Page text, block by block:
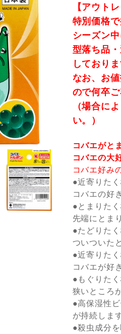
【アウト
特別価格
シーズン
型落ち品
しておりま
なお、お
ので何卒ご
（場合に
い。）
コバエがと
コバエの大
コバエ好み
●近寄りたく
コバエの好
●とまりたく
先端にとま
●たどりたく
ついついた
●近寄りたく
コバエが好
●もぐりた
狭いところ
●高保湿性
が持続します
●殺虫成分